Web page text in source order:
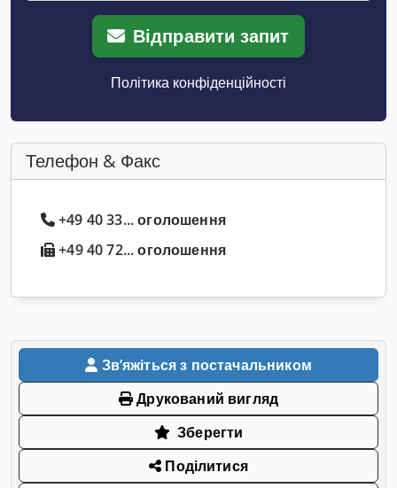
Відправити запит
Політика конфіденційності
Телефон & Факс
+49 40 33... оголошення
+49 40 72... оголошення
Звʼяжіться з постачальником
Друкований вигляд
Зберегти
Поділитися